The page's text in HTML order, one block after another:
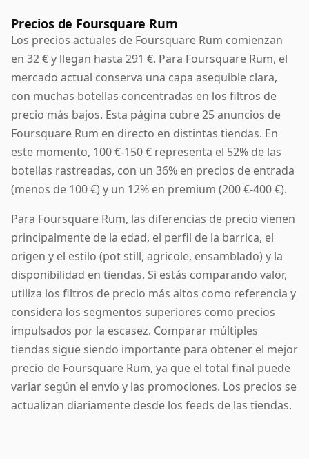
Precios de Foursquare Rum
Los precios actuales de Foursquare Rum comienzan
en 32 € y llegan hasta 291 €. Para Foursquare Rum, el
mercado actual conserva una capa asequible clara,
con muchas botellas concentradas en los filtros de
precio más bajos. Esta página cubre 25 anuncios de
Foursquare Rum en directo en distintas tiendas. En
este momento, 100 €-150 € representa el 52% de las
botellas rastreadas, con un 36% en precios de entrada
(menos de 100 €) y un 12% en premium (200 €-400 €).
Para Foursquare Rum, las diferencias de precio vienen
principalmente de la edad, el perfil de la barrica, el
origen y el estilo (pot still, agricole, ensamblado) y la
disponibilidad en tiendas. Si estás comparando valor,
utiliza los filtros de precio más altos como referencia y
considera los segmentos superiores como precios
impulsados por la escasez. Comparar múltiples
tiendas sigue siendo importante para obtener el mejor
precio de Foursquare Rum, ya que el total final puede
variar según el envío y las promociones. Los precios se
actualizan diariamente desde los feeds de las tiendas.